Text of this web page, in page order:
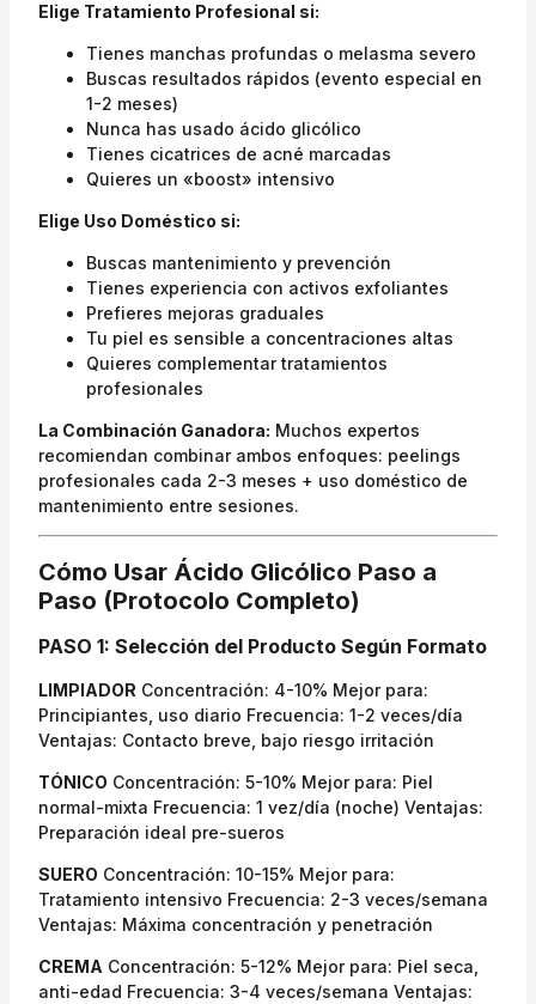
Elige Tratamiento Profesional si:
Tienes manchas profundas o melasma severo
Buscas resultados rápidos (evento especial en
1-2 meses)
Nunca has usado ácido glicólico
Tienes cicatrices de acné marcadas
Quieres un «boost» intensivo
Elige Uso Doméstico si:
Buscas mantenimiento y prevención
Tienes experiencia con activos exfoliantes
Prefieres mejoras graduales
Tu piel es sensible a concentraciones altas
Quieres complementar tratamientos
profesionales
La Combinación Ganadora: Muchos expertos
recomiendan combinar ambos enfoques: peelings
profesionales cada 2-3 meses + uso doméstico de
mantenimiento entre sesiones.
Cómo Usar Ácido Glicólico Paso a
Paso (Protocolo Completo)
PASO 1: Selección del Producto Según Formato
LIMPIADOR Concentración: 4-10% Mejor para:
Principiantes, uso diario Frecuencia: 1-2 veces/día
Ventajas: Contacto breve, bajo riesgo irritación
TÓNICO Concentración: 5-10% Mejor para: Piel
normal-mixta Frecuencia: 1 vez/día (noche) Ventajas:
Preparación ideal pre-sueros
SUERO Concentración: 10-15% Mejor para:
Tratamiento intensivo Frecuencia: 2-3 veces/semana
Ventajas: Máxima concentración y penetración
CREMA Concentración: 5-12% Mejor para: Piel seca,
anti-edad Frecuencia: 3-4 veces/semana Ventajas: